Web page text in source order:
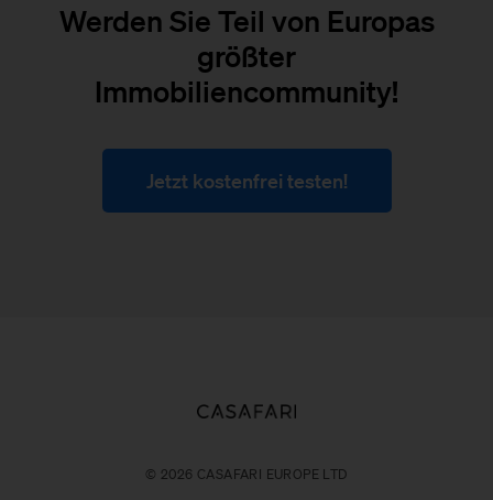
Werden Sie Teil von Europas
größter
Immobiliencommunity!
Jetzt kostenfrei testen!
© 2026 CASAFARI EUROPE LTD